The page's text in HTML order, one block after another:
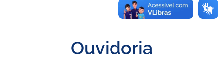
Ouvidoria